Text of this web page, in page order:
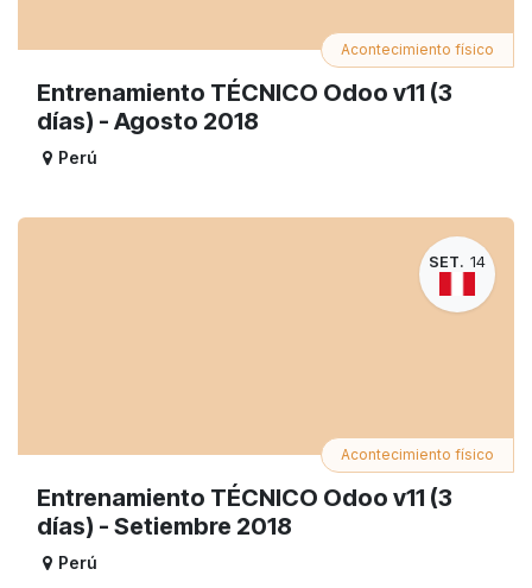
Entrenamiento TÉCNICO Odoo v11 (3
días) - Agosto 2018
Acontecimiento físico
Perú
SET. 14
Entrenamiento TÉCNICO Odoo v11 (3
días) - Setiembre 2018
Acontecimiento físico
Perú